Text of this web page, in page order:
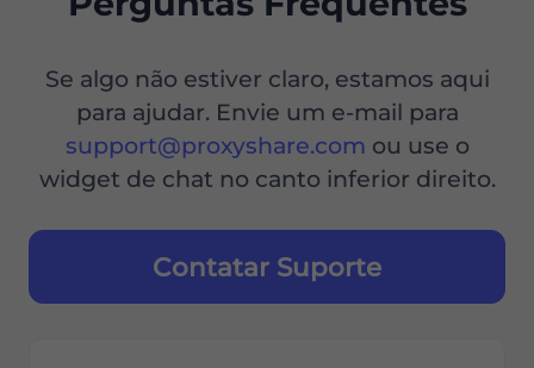
Se algo não estiver claro, estamos aqui
para ajudar. Envie um e-mail para
support@proxyshare.com ou use o
widget de chat no canto inferior direito.
Contatar Suporte